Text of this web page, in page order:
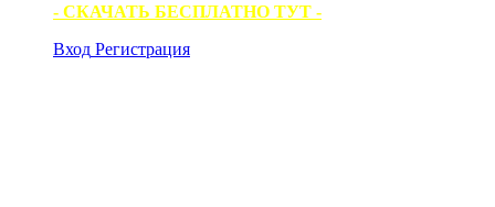
- СКАЧАТЬ БЕСПЛАТНО ТУТ -
Вход Регистрация